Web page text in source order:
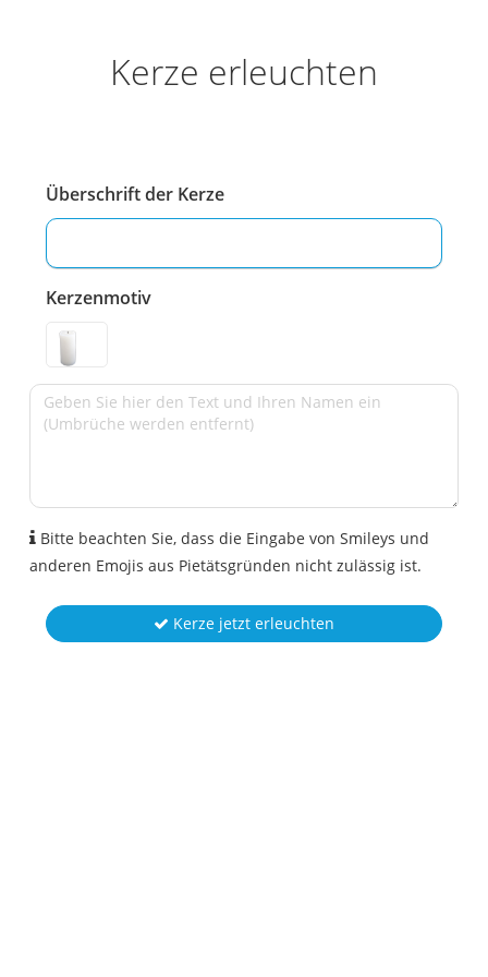
Kerze erleuchten
Überschrift der Kerze
Kerzenmotiv
Bitte beachten Sie, dass die Eingabe von Smileys und
anderen Emojis aus Pietätsgründen nicht zulässig ist.
Kerze jetzt erleuchten